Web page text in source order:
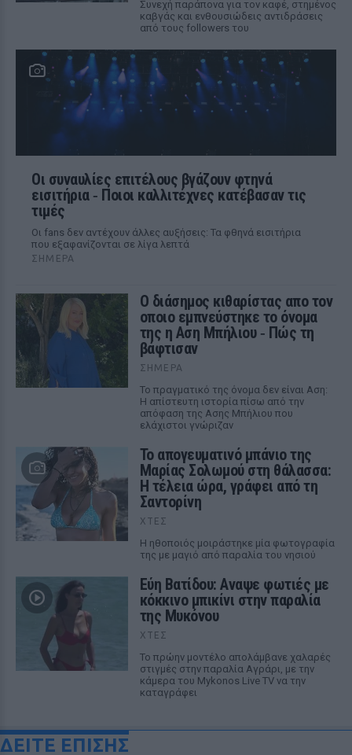
Συνεχή παράπονα για τον καφέ, στημένος
καβγάς και ενθουσιώδεις αντιδράσεις
από τους followers του
Οι συναυλίες επιτέλους βγάζουν φτηνά
εισιτήρια ‑ Ποιοι καλλιτέχνες κατέβασαν τις
τιμές
Οι fans δεν αντέχουν άλλες αυξήσεις: Τα φθηνά εισιτήρια
που εξαφανίζονται σε λίγα λεπτά
ΣΉΜΕΡΑ
Ο διάσημος κιθαρίστας απο τον
οποιο εμπνεύστηκε το όνομα
της η Αση Μπήλιου ‑ Πώς τη
βάφτισαν
ΣΉΜΕΡΑ
Το πραγματικό της όνομα δεν είναι Αση:
Η απίστευτη ιστορία πίσω από την
απόφαση της Ασης Μπήλιου που
ελάχιστοι γνώριζαν
Το απογευματινό μπάνιο της
Μαρίας Σολωμού στη θάλασσα:
Η τέλεια ώρα, γράφει από τη
Σαντορίνη
ΧΤΕΣ
Η ηθοποιός μοιράστηκε μία φωτογραφία
της με μαγιό από παραλία του νησιού
Εύη Βατίδου: Αναψε φωτιές με
κόκκινο μπικίνι στην παραλία
της Μυκόνου
ΧΤΕΣ
Το πρώην μοντέλο απολάμβανε χαλαρές
στιγμές στην παραλία Αγράρι, με την
κάμερα του Mykonos Live TV να την
καταγράφει
ΔΕΙΤΕ ΕΠΙΣΗΣ